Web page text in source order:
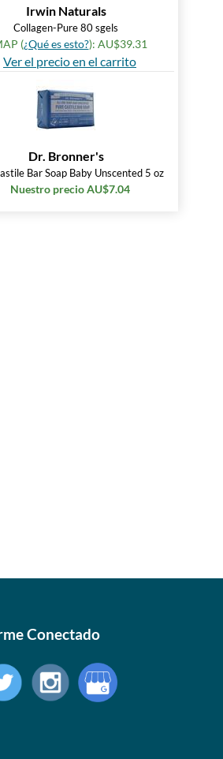
Irwin Naturals
Collagen-Pure 80 sgels
(¿Qué es esto?): AU$39.31
Ver el precio en el carrito
Dr. Bronner's
Bar Soap Baby Unscented 5 oz
Nuestro precio AU$7.04
Conectado